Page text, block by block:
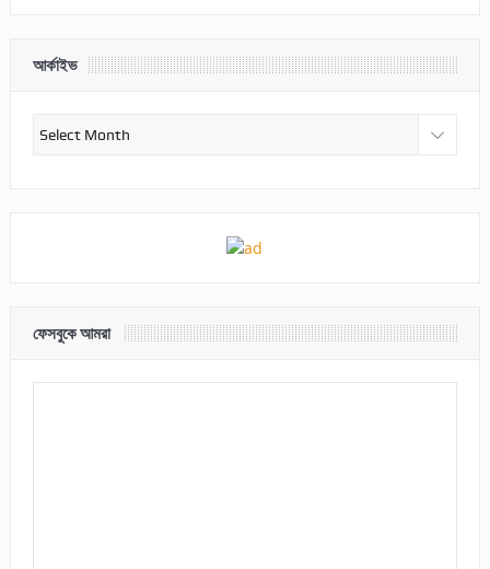
আর্কাইভ
আর্কাইভ
ফেসবুকে আমরা